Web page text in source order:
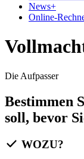
News+
Online-
Die Aufpasser
Bestimmen
soll, bevor
WOZU?